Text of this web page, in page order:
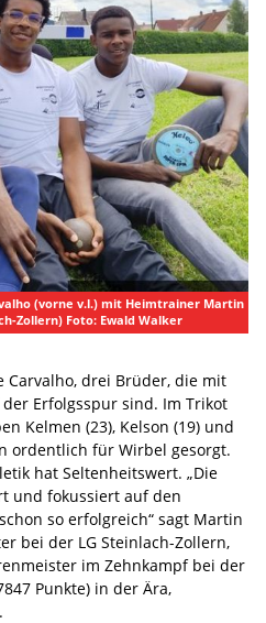
(vorne v.l.) mit Heimtrainer Martin
Zollern) Foto: Ewald Walker
Carvalho, drei Brüder, die mit
Erfolgsspur sind. Im Trikot
Kelmen (23), Kelson (19) und
ordentlich für Wirbel gesorgt.
hat Seltenheitswert. „Die
und fokussiert auf den
so erfolgreich“ sagt Martin
bei der LG Steinlach-Zollern,
im Zehnkampf bei der
Punkte) in der Ära,